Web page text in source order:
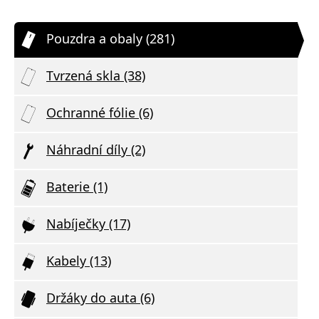
Pouzdra a obaly (281)
Tvrzená skla (38)
Ochranné fólie (6)
Náhradní díly (2)
Baterie (1)
Nabíječky (17)
Kabely (13)
Držáky do auta (6)